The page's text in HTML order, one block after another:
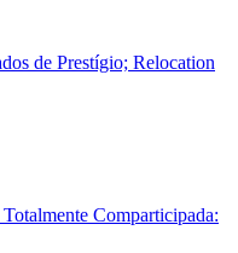
de Prestígio; Relocation
Comparticipada: